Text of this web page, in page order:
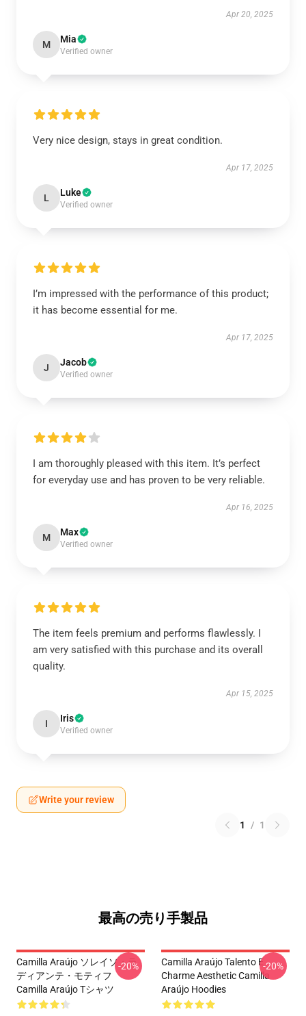
Apr 20, 2025
M Mia
Verified owner
Very nice design, stays in great condition.
Apr 17, 2025
L Luke
Verified owner
I’m impressed with the performance of this product;
it has become essential for me.
Apr 17, 2025
J Jacob
Verified owner
I am thoroughly pleased with this item. It’s perfect
for everyday use and has proven to be very reliable.
Apr 16, 2025
M Max
Verified owner
The item feels premium and performs flawlessly. I
am very satisfied with this purchase and its overall
quality.
Apr 15, 2025
I Iris
Verified owner
Write your review
1 / 1
最高の売り手製品
Camilla Araújo ソレイソ・ラ
ディアンテ・モティフ
Camilla Araújo Tシャツ
-20%
Camilla Araújo Talento E
Charme Aesthetic Camilla
Araújo Hoodies
-20%